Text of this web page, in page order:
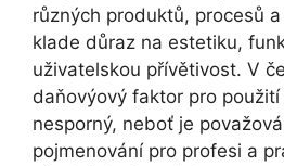
různých produktů, procesů
klade důraz na estetiku,
uživatelskou přívětivost. V
daňovýový faktor pro
nesporný, neboť je
pojmenování pro profesi a